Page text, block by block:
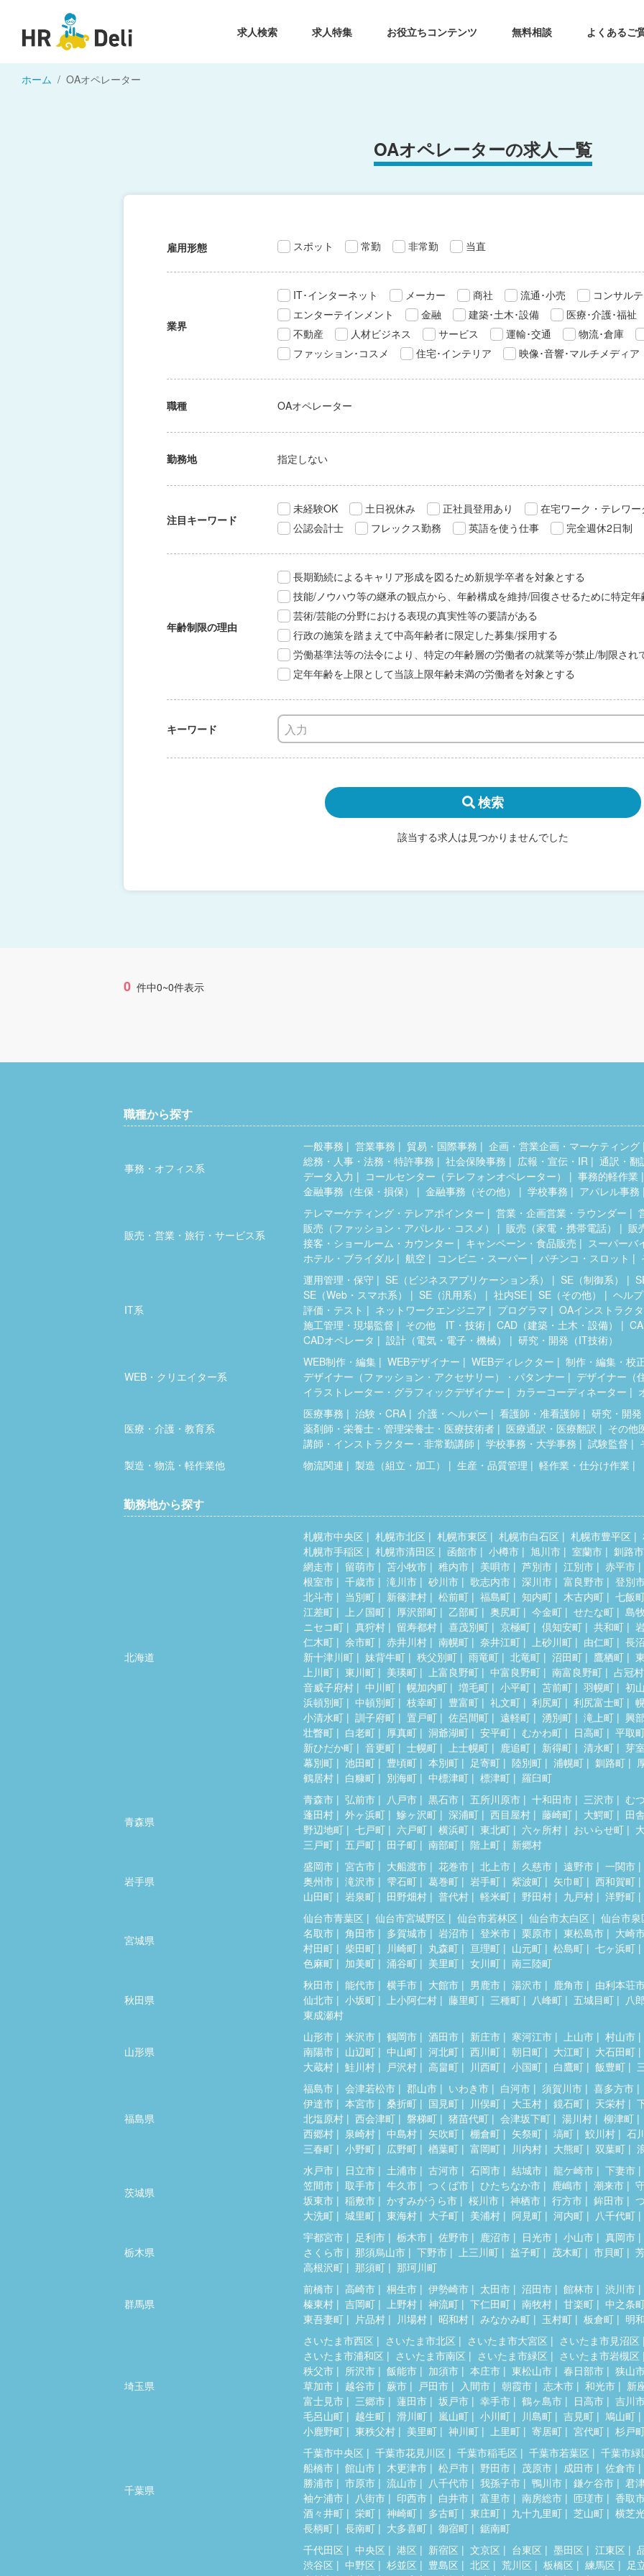
求人検索 求人特集 お役立ちコンテンツ 無料相談 よくあるご
ホーム OAオペレーター
OAオペレーターの求人一覧
雇用形態 スポット 常勤 非常勤 当直
業界
IT･インターネット メーカー 商社 流通･小売
コンサル
エンターテインメント
金融 建築･土木･設備
医療･介護･福祉
不動産
人材ビジネス サービス 運輸･交通
物流･倉庫
ファッション･コスメ
住宅･インテリア 映像･音響･マルチメディア
職種 OAオペレーター
勤務地 指定しない
注目キーワード
未経験OK 土日祝休み 正社員登用あり
在宅ワーク・テレワー
公認会計士
フレックス勤務 英語を使う仕事 完全週休2日制
年齢制限の理由
長期勤続によるキャリア形成を図るため新規学卒者を対象とする
技能/ノウハウ等の継承の観点から、年齢構成を維持/回復させるために特定
芸術/芸能の分野における表現の真実性等の要請がある
行政の施策を踏まえて中高年齢者に限定した募集/採用する
労働基準法等の法令により、特定の年齢層の労働者の就業等が禁止/制限され
定年年齢を上限として当該上限年齢未満の労働者を対象とする
キーワード
検索
該当する求人は見つかりませんでした
0 件中0~0件表示
職種から探す
事務・オフィス系
一般事務 営業事務 貿易・国際事務
企画・営業企画・マーケティング
総務・人事・法務・特許事務
社会保険事務 広報・宣伝・IR
通訳・翻
データ入力
コールセンター（テレフォンオペレーター）
事務的軽作業
金融事務（生保・損保）
金融事務（その他） 学校事務 アパレル事務
販売・営業・旅行・サービス系
テレマーケティング・テレアポインター 営業・企画営業・ラウンダー
販売（ファッション・アパレル・コスメ）
販売（家電・携帯電話）
販
接客・ショールーム・カウンター
キャンペーン・食品販売
スーパーバ
ホテル・ブライダル
航空 コンビニ・スーパー パチンコ・スロット
IT系
運用管理・保守 SE（ビジネスアプリケーション系） SE（制御系）
SE（Web・スマホ系）
SE（汎用系） 社内SE SE（その他）
ヘル
評価・テスト
ネットワークエンジニア プログラマ
OAインストラク
施工管理・現場監督
その他 IT・技術 CAD（建築・土木・設備）
CADオペレータ
設計（電気・電子・機械） 研究・開発（IT技術）
WEB・クリエイター系
WEB制作・編集 WEBデザイナー WEBディレクター
制作・編集・校
デザイナー（ファッション・アクセサリー）・パタンナー
デザイナー（
イラストレーター・グラフィックデザイナー
カラーコーディネーター
医療・介護・教育系
医療事務 治験・CRA 介護・ヘルパー 看護師・准看護師
研究・開
薬剤師・栄養士・管理栄養士・医療技術者
医療通訳・医療翻訳
その他
講師・インストラクター・非常勤講師
学校事務・大学事務 試験監督
製造・物流・軽作業他
物流関連 製造（組立・加工） 生産・品質管理 軽作業・仕分け作業
勤務地から探す
北海道
札幌市中央区 札幌市北区 札幌市東区 札幌市白石区 札幌市豊平区
札幌市手稲区
札幌市清田区 函館市 小樽市 旭川市 室蘭市
釧路市
網走市
留萌市 苫小牧市 稚内市 美唄市 芦別市 江別市
赤平市
根室市
千歳市 滝川市 砂川市 歌志内市 深川市 富良野市
登別
北斗市
当別町 新篠津村 松前町 福島町 知内町 木古内町
七飯
江差町
上ノ国町 厚沢部町 乙部町 奥尻町 今金町 せたな町
島
ニセコ町
真狩村 留寿都村 喜茂別町 京極町 倶知安町 共和町
仁木町
余市町 赤井川村 南幌町 奈井江町 上砂川町 由仁町
長
新十津川町
妹背牛町 秩父別町 雨竜町 北竜町 沼田町 鷹栖町
上川町
東川町 美瑛町 上富良野町 中富良野町 南富良野町
占冠村
音威子府村
中川町 幌加内町 増毛町 小平町 苫前町 羽幌町
初
浜頓別町
中頓別町 枝幸町 豊富町 礼文町 利尻町 利尻富士町
小清水町
訓子府町 置戸町 佐呂間町 遠軽町 湧別町 滝上町
興
壮瞥町
白老町 厚真町 洞爺湖町 安平町 むかわ町 日高町
平取
新ひだか町
音更町 士幌町 上士幌町 鹿追町 新得町 清水町
芽
幕別町
池田町 豊頃町 本別町 足寄町 陸別町 浦幌町 釧路町
鶴居村
白糠町 別海町 中標津町 標津町 羅臼町
青森県
青森市 弘前市 八戸市 黒石市 五所川原市 十和田市 三沢市
む
蓬田村
外ヶ浜町 鰺ヶ沢町 深浦町 西目屋村 藤崎町 大鰐町
田
野辺地町
七戸町 六戸町 横浜町 東北町 六ヶ所村 おいらせ町
三戸町
五戸町 田子町 南部町 階上町 新郷村
岩手県
盛岡市 宮古市 大船渡市 花巻市 北上市 久慈市 遠野市
一関市
奥州市
滝沢市 雫石町 葛巻町 岩手町 紫波町 矢巾町
西和賀町
山田町
岩泉町 田野畑村 普代村 軽米町 野田村 九戸村 洋野町
宮城県
仙台市青葉区 仙台市宮城野区 仙台市若林区 仙台市太白区
仙台市泉
名取市
角田市 多賀城市 岩沼市 登米市 栗原市 東松島市
大崎
村田町
柴田町 川崎町 丸森町 亘理町 山元町 松島町
七ヶ浜町
色麻町
加美町 涌谷町 美里町 女川町 南三陸町
秋田県
秋田市 能代市 横手市 大館市 男鹿市 湯沢市 鹿角市
由利本荘
仙北市
小坂町 上小阿仁村 藤里町 三種町 八峰町 五城目町
八
東成瀬村
山形県
山形市 米沢市 鶴岡市 酒田市 新庄市 寒河江市 上山市
村山市
南陽市
山辺町 中山町 河北町 西川町 朝日町 大江町
大石田町
大蔵村
鮭川村 戸沢村 高畠町 川西町 小国町 白鷹町 飯豊町
福島県
福島市 会津若松市 郡山市 いわき市 白河市 須賀川市
喜多方市
伊達市
本宮市 桑折町 国見町 川俣町 大玉村 鏡石町 天栄村
北塩原村
西会津町 磐梯町 猪苗代町 会津坂下町 湯川村
柳津町
西郷村
泉崎村 中島村 矢吹町 棚倉町 矢祭町 塙町 鮫川村
石
三春町
小野町 広野町 楢葉町 富岡町 川内村 大熊町 双葉町
茨城県
水戸市 日立市 土浦市 古河市 石岡市 結城市 龍ケ崎市
下妻市
笠間市
取手市 牛久市 つくば市 ひたちなか市 鹿嶋市 潮来市
坂東市
稲敷市 かすみがうら市 桜川市 神栖市 行方市 鉾田市
大洗町
城里町 東海村 大子町 美浦村 阿見町 河内町 八千代町
栃木県
宇都宮市 足利市 栃木市 佐野市 鹿沼市 日光市 小山市
真岡市
さくら市
那須烏山市 下野市 上三川町 益子町 茂木町 市貝町
高根沢町
那須町 那珂川町
群馬県
前橋市 高崎市 桐生市 伊勢崎市 太田市 沼田市 館林市
渋川市
榛東村
吉岡町 上野村 神流町 下仁田町 南牧村 甘楽町
中之条
東吾妻町
片品村 川場村 昭和村 みなかみ町 玉村町 板倉町 明
埼玉県
さいたま市西区 さいたま市北区 さいたま市大宮区
さいたま市見沼区
さいたま市浦和区
さいたま市南区 さいたま市緑区
さいたま市岩槻区
秩父市
所沢市 飯能市 加須市 本庄市 東松山市 春日部市
狭山
草加市
越谷市 蕨市 戸田市 入間市 朝霞市 志木市 和光市
新
富士見市
三郷市 蓮田市 坂戸市 幸手市 鶴ヶ島市 日高市
吉川
毛呂山町
越生町 滑川町 嵐山町 小川町 川島町 吉見町
鳩山町
小鹿野町
東秩父村 美里町 神川町 上里町 寄居町 宮代町 杉戸
千葉県
千葉市中央区 千葉市花見川区 千葉市稲毛区 千葉市若葉区
千葉市緑
船橋市
館山市 木更津市 松戸市 野田市 茂原市 成田市
佐倉市
勝浦市
市原市 流山市 八千代市 我孫子市 鴨川市 鎌ケ谷市
君
袖ケ浦市
八街市 印西市 白井市 富里市 南房総市 匝瑳市
香取
酒々井町
栄町 神崎町 多古町 東庄町 九十九里町 芝山町
横芝
長柄町
長南町 大多喜町 御宿町
鋸南町
千代田区
中央区 港区 新宿区 文京区 台東区 墨田区 江東区
渋谷区
中野区 杉並区 豊島区 北区 荒川区 板橋区 練馬区
足